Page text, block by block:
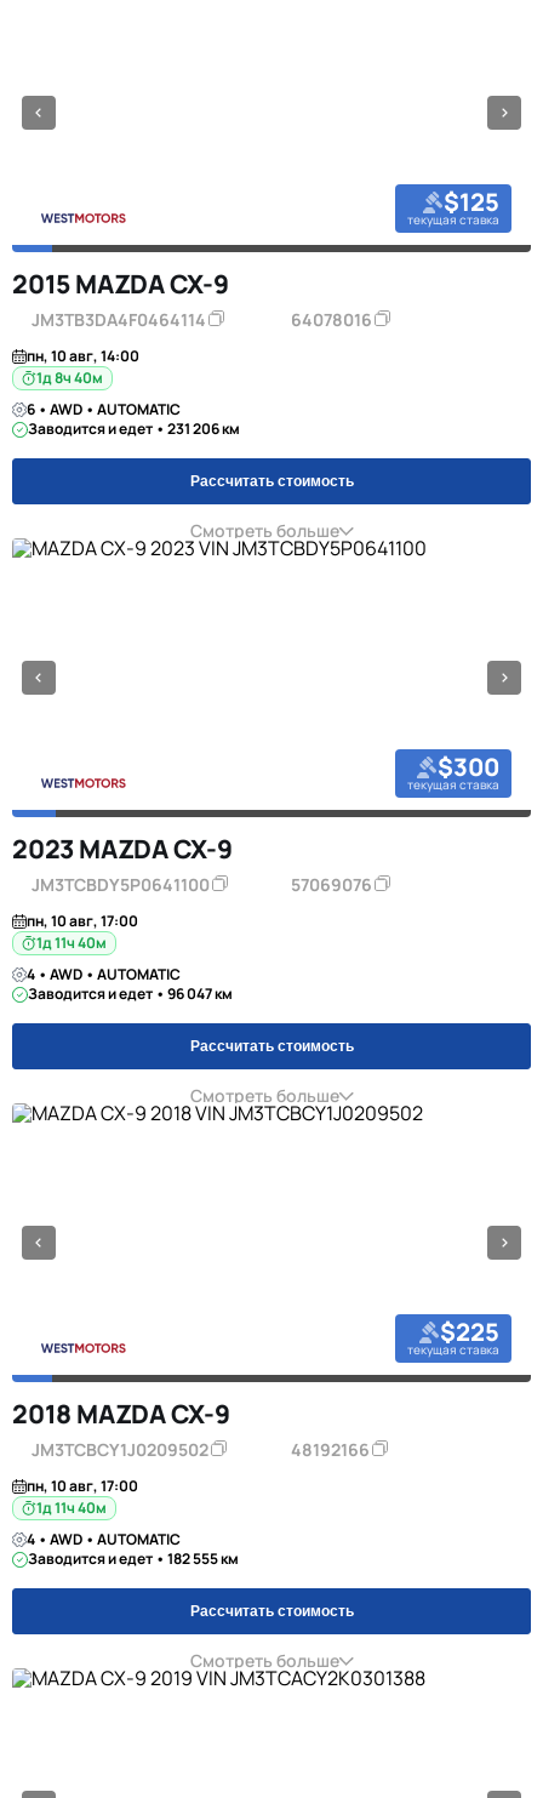
$125
текущая ставка
2015 MAZDA CX-9
JM3TB3DA4F0464114 64078016
пн, 10 авг, 14:00
1д 8ч 40м
6 • AWD • AUTOMATIC
Заводится и едет • 231 206 км
Рассчитать стоимость
Смотреть больше
$300
текущая ставка
2023 MAZDA CX-9
JM3TCBDY5P0641100 57069076
пн, 10 авг, 17:00
1д 11ч 40м
4 • AWD • AUTOMATIC
Заводится и едет • 96 047 км
Рассчитать стоимость
Смотреть больше
$225
текущая ставка
2018 MAZDA CX-9
JM3TCBCY1J0209502 48192166
пн, 10 авг, 17:00
1д 11ч 40м
4 • AWD • AUTOMATIC
Заводится и едет • 182 555 км
Рассчитать стоимость
Смотреть больше